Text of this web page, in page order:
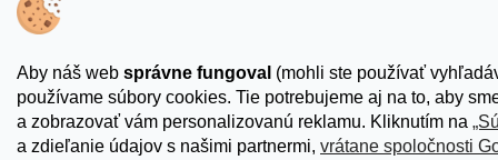
Aby náš web správne fungoval (mohli ste používať
používame súbory cookies. Tie potrebujeme aj na to, aby
a zobrazovať vám personalizovanú reklamu. Kliknutím na
a zdieľanie údajov s našimi partnermi, vrátane spoločnosti